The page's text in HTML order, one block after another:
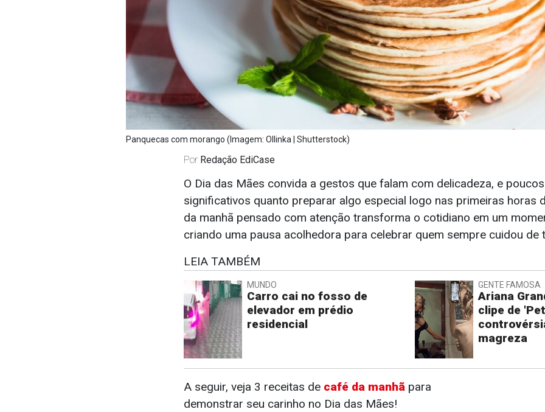
Panquecas com morango (Imagem: Ollinka | Shutterstock)
Por Redação EdiCase
O Dia das Mães convida a gestos que falam com delicadeza, e
significativos quanto preparar algo especial logo nas primeiras horas
da manhã pensado com atenção transforma o cotidiano em um
criando uma pausa acolhedora para celebrar quem sempre cuidou de
LEIA TAMBÉM
MUNDO
Carro cai no fosso de
elevador em prédio
residencial
GENTE FAMOSA
Ariana
clipe de
magreza
A seguir, veja 3 receitas de café da manhã para
demonstrar seu carinho no Dia das Mães!